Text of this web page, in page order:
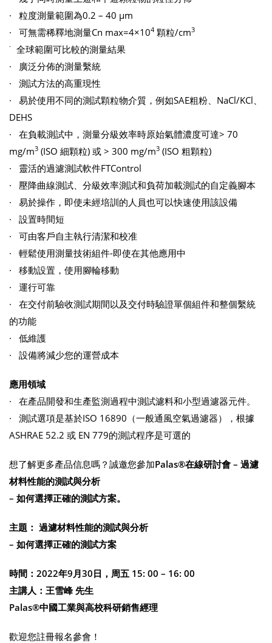
· 粒度測量範圍為0.2 – 40 µm
· 可無需稀釋地測量Cn max=4×104 顆粒/cm3
· 全球範圍可比較的測量結果
· 廣泛分佈的測量繫統
· 測試方法的高重現性
· 易於使用不同的測試顆粒物介質，例如SAE粗粉、NaCl/KCl、
DEHS
· 在負載測試中，測量分級效率時原始氣體濃度可達> 70
mg/m3 (ISO 細顆粒) 或 > 300 mg/m3 (ISO 粗顆粒)
· 靈活的過濾測試軟件FTControl
· 壓降曲線測試、分級效率測試和負荷加載測試的自定義腳本
· 易於操作，即使未經培訓的人員也可以快速使用該設備
· 設置時間短
· 可由客戶自主執行清潔和校准
· 輕鬆使用測量技術組件-即使在其他應用中
· 移動設置，使用腳輪移動
· 運行可靠
· 在交付前驗收測試期間以及交付時驗證單個組件和整個繫統
的功能
· 低維護
· 設備將減少您的運營成本
應用領域
· 在產品開發和生產監測過程中測試濾料和小型過濾器元件。
· 測試選項是基於ISO 16890（一般通風空氣過濾器），根據
ASHRAE 52.2 或 EN 779的測試程序是可選的
想了解更多產品信息嗎？誠邀您參加Palas®在線研討會 – 過濾
材料性能的測試與分析
– 如何選擇正確的測試方案。
主題： 過濾材料性能的測試與分析
– 如何選擇正確的測試方案
時間： 2022年9 月30日，周五 15: 00 – 16: 00
主講人：王雪峰 先生
Palas®中國工業與高校科研銷售經理
歡迎您註冊報名參會！